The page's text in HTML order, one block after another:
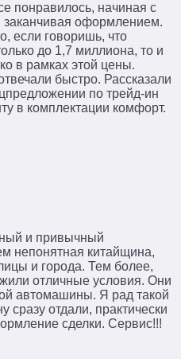
понравилось, начиная с
оформлением.
если говоришь, что
до 1,7 миллиона, то и
в рамках этой цены.
быстро. Рассказали
по трейд-ин
в комплектации комфорт.
и привычный
непонятная китайщина,
и города. Тем более,
отличные условия. Они
автомашины. Я рад такой
отдали, практически
сделки. Сервис!!!